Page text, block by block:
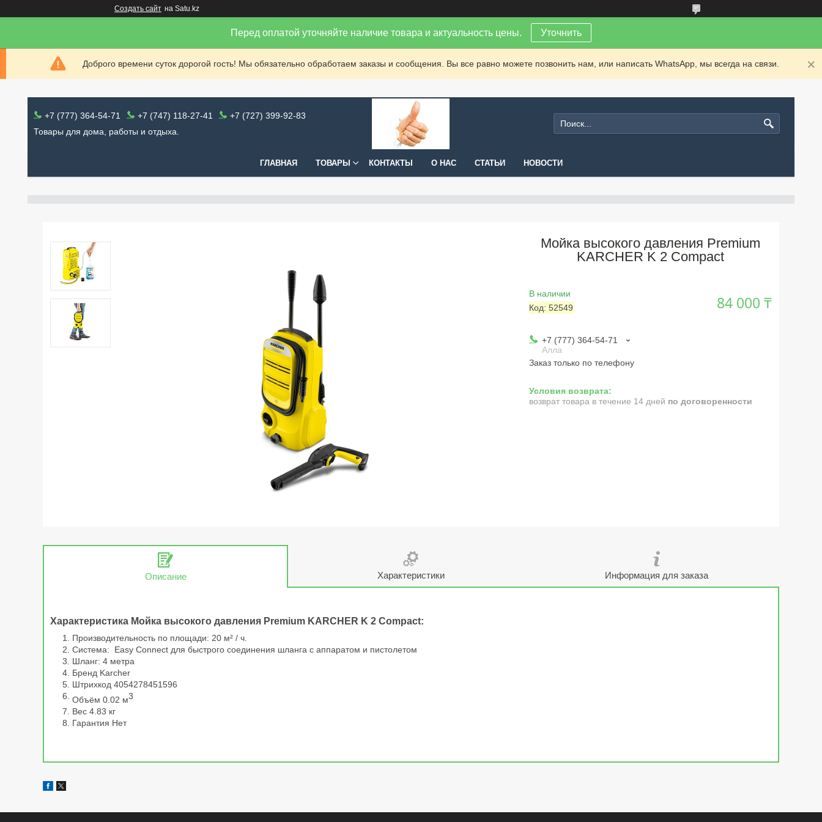
Создать сайт на Satu.kz
Перед оплатой уточняйте наличие товара и актуальность цены. Уточнить
Доброго времени суток дорогой гость! Мы обязательно обработаем заказы и сообщения. Вы все равно можете позвонить нам, или написать WhatsApp, мы всегда на связи.
+7 (777) 364-54-71 +7 (747) 118-27-41
+7 (727) 399-92-83
Товары для дома, работы и отдыха.
ГЛАВНАЯ ТОВАРЫ КОНТАКТЫ О НАС СТАТЬИ НОВОСТИ
Мойка высокого давления Premium
KARCHER K 2 Compact
В наличии
Код: 52549 84 000 ₸
+7 (777) 364-54-71
Алла
Заказ только по телефону
возврат товара в течение 14 дней по договоренности
Описание Характеристики Информация для заказа
Характеристика Мойка высокого давления Premium KARCHER K 2 Compact:
Производительность по площади: 20 м² / ч.
Система: Easy Connect для быстрого соединения шланга с аппаратом и пистолетом
Шланг: 4 метра
Бренд Karcher
Штрихкод 4054278451596
Объём 0.02 м3
Вес 4.83 кг
Гарантия Нет